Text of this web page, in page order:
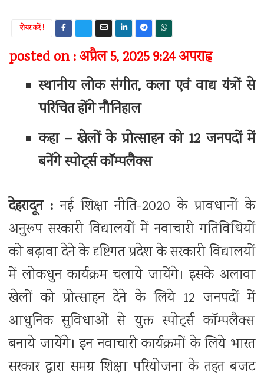
शेयर करें !
posted on : अप्रैल 5, 2025 9:24 अपराह्न
स्थानीय लोक संगीत, कला एवं वाद्य यंत्रों से
परिचित होंगे नौनिहाल
कहा – खेलों के प्रोत्साहन को 12 जनपदों में
बनेंगे स्पोर्ट्स कॉम्पलैक्स
देहरादून :नई शिक्षा नीति-2020 के प्रावधानों के
अनुरूप सरकारी विद्यालयों में नवाचारी गतिविधियों
को बढ़ावा देने के दृष्टिगत प्रदेश के सरकारी विद्यालयों
में लोकधुन कार्यक्रम चलाये जायेंगे। इसके अलावा
खेलों को प्रोत्साहन देने के लिये 12 जनपदों में
आधुनिक सुविधाओं से युक्त स्पोर्ट्स कॉम्पलैक्स
बनाये जायेंगे। इन नवाचारी कार्यक्रमों के लिये भारत
सरकार द्वारा समग्र शिक्षा परियोजना के तहत बजट